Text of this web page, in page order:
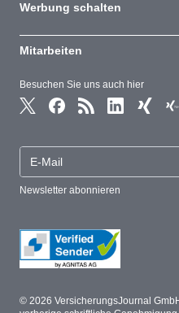
Besuchen Sie uns auch hier
Newsletter abonnieren
Werbung schalten
Mitarbeiten
© 2026 VersicherungsJournal